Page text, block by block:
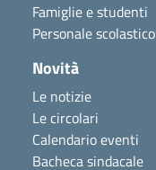
Famiglie e studenti
Personale scolastico
Novità
Le notizie
Le circolari
Calendario eventi
Bacheca sindacale